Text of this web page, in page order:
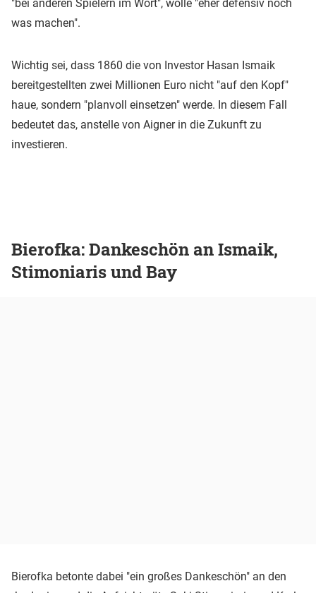
"bei anderen Spielern im Wort", wolle "eher defensiv noch
was machen".
Wichtig sei, dass 1860 die von Investor Hasan Ismaik
bereitgestellten zwei Millionen Euro nicht "auf den Kopf"
haue, sondern "planvoll einsetzen" werde. In diesem Fall
bedeutet das, anstelle von Aigner in die Zukunft zu
investieren.
Bierofka: Dankeschön an Ismaik,
Stimoniaris und Bay
Bierofka betonte dabei "ein großes Dankeschön" an den